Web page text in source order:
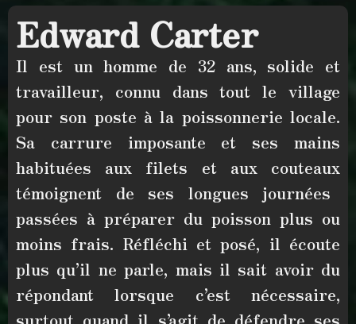
Edward Carter
Il est un homme de 32 ans, solide et
travailleur, connu dans tout le village
pour son poste à la poissonnerie locale.
Sa carrure imposante et ses mains
habituées aux filets et aux couteaux
témoignent de ses longues journées
passées à préparer du poisson plus ou
moins frais. Réfléchi et posé, il écoute
plus qu’il ne parle, mais il sait avoir du
répondant lorsque c’est nécessaire,